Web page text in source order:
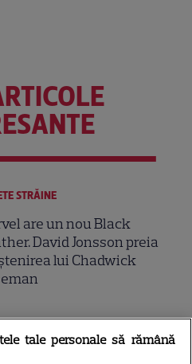
STRĂINE
are un nou Black
David Jonsson preia
lui Chadwick
tale personale să rămână